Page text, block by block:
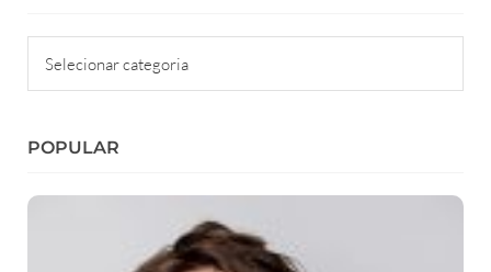
POPULAR